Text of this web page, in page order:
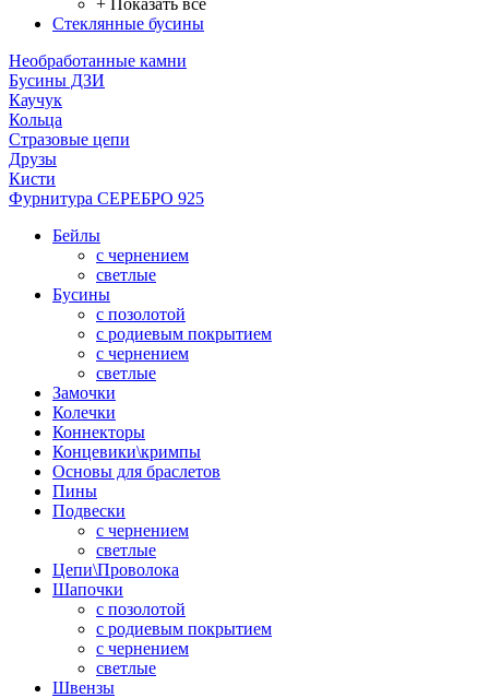
Стеклянные бусины
Необработанные камни
Бусины ДЗИ
Каучук
Кольца
Стразовые цепи
Друзы
Кисти
Фурнитура СЕРЕБРО 925
Бейлы
с чернением
светлые
Бусины
с позолотой
с родиевым покрытием
с чернением
светлые
Замочки
Колечки
Коннекторы
Концевики\кримпы
Основы для браслетов
Пины
Подвески
с чернением
светлые
Цепи\Проволока
Шапочки
с позолотой
с родиевым покрытием
с чернением
светлые
Швензы